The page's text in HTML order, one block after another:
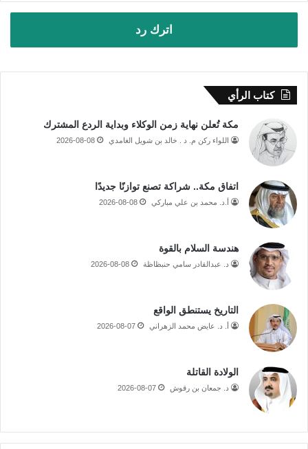
اترك رد
كتاب الرأي
مكة تُعلن نهاية زمن الوكلاء وبداية الردع المشترك
اللواء ركن م. د . خالد بن شويل الغامدي 2026-08-08
اتفاق مكة.. شراكة تصنع توازنًا جديدًا
أ.د. محمد بن علي مباركي 2026-08-08
هندسة السلام بالقوة
د. عبدالقادر سامي حنبظاظة 2026-08-08
التاريخ يستنطق الواقع
أ. د. عايض محمد الزهراني 2026-08-07
الولادة القاتلة
د. جمعان بن رقوش 2026-08-07